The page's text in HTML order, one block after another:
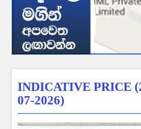
INDICATIVE PRICE
07-2026)